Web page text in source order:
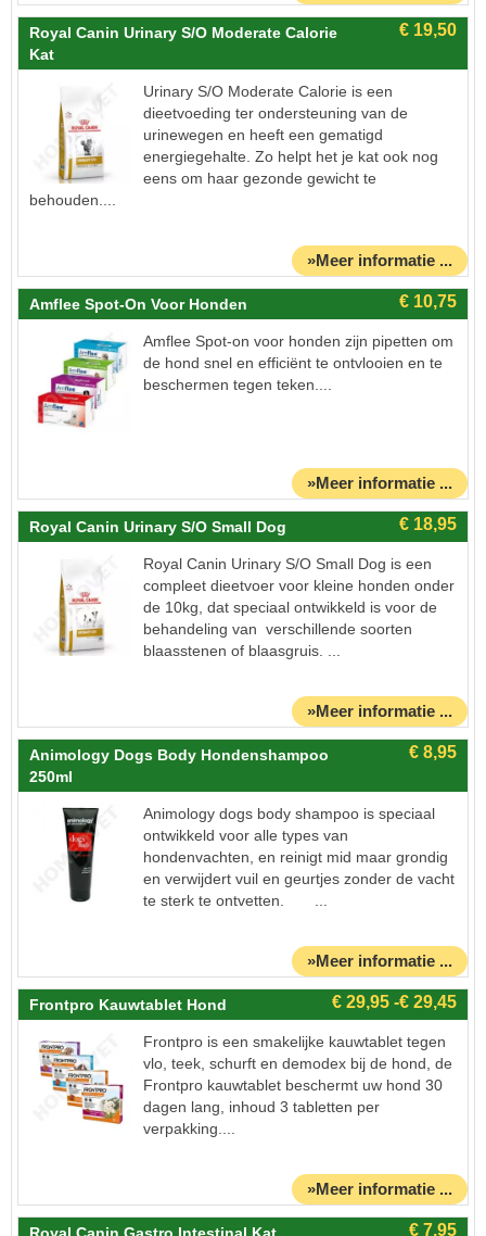
Royal Canin Urinary S/O Moderate Calorie
Kat
Urinary S/O Moderate Calorie is een
dieetvoeding ter ondersteuning van de
urinewegen en heeft een gematigd
energiegehalte. Zo helpt het je kat ook nog
eens om haar gezonde gewicht te
behouden....
»Meer informatie ...
Amflee Spot-On Voor Honden
Amflee Spot-on voor honden zijn pipetten om
de hond snel en efficiënt te ontvlooien en te
beschermen tegen teken....
»Meer informatie ...
Royal Canin Urinary S/O Small Dog
Royal Canin Urinary S/O Small Dog is een
compleet dieetvoer voor kleine honden onder
de 10kg, dat speciaal ontwikkeld is voor de
behandeling van verschillende soorten
blaasstenen of blaasgruis. ...
»Meer informatie ...
Animology Dogs Body Hondenshampoo
250ml
Animology dogs body shampoo is speciaal
ontwikkeld voor alle types van
hondenvachten, en reinigt mid maar grondig
en verwijdert vuil en geurtjes zonder de vacht
te sterk te ontvetten. ...
»Meer informatie ...
Frontpro Kauwtablet Hond
Frontpro is een smakelijke kauwtablet tegen
vlo, teek, schurft en demodex bij de hond, de
Frontpro kauwtablet beschermt uw hond 30
dagen lang, inhoud 3 tabletten per
verpakking....
»Meer informatie ...